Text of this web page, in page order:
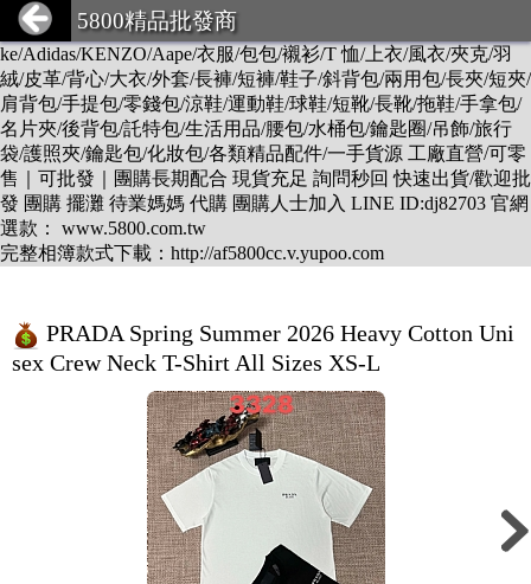
DESCENTE/LV/BURBERRY/GUCCI/PRADA/CHANEL/BALEN
CIAGA/DIOR/Hermes/FENDI/MONCLER/Armani/Supreme/CK/Ni
ke/Adidas/KENZO/Aape/衣服/包包/襯衫/T 恤/上衣/風衣/夾克/羽
絨/皮革/背心/大衣/外套/長褲/短褲/鞋子/斜背包/兩用包/長夾/短夾/
肩背包/手提包/零錢包/涼鞋/運動鞋/球鞋/短靴/長靴/拖鞋/手拿包/
名片夾/後背包/託特包/生活用品/腰包/水桶包/鑰匙圈/吊飾/旅行
袋/護照夾/鑰匙包/化妝包/各類精品配件/一手貨源 工廠直營/可零
售｜可批發｜團購長期配合 現貨充足 詢問秒回 快速出貨/歡迎批
發 團購 擺灘 待業媽媽 代購 團購人士加入 LINE ID:dj82703 官網
選款： www.5800.com.tw
完整相簿款式下載：http://af5800cc.v.yupoo.com
5800精品批發商
PRADA Spring Summer 2026 Heavy Cotton Uni
sex Crew Neck T-Shirt All Sizes XS-L